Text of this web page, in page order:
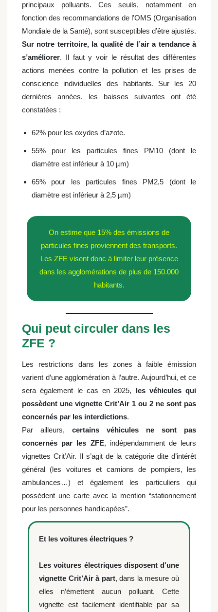
principaux polluants. Ces seuils, notamment en
fonction des recommandations de l’OMS (Organisation
Mondiale de la Santé), sont susceptibles d’être ajustés.
Sur notre territoire, la qualité de l’air a tendance à
s’améliorer. Il faut y voir le résultat des différentes
actions menées contre la pollution et les prises de
conscience individuelles des habitants. Sur les 20
dernières années, les baisses suivantes ont été
constatées :
62% pour les oxydes d’azote.
55% pour les particules fines PM10 (dont le
diamètre est inférieur à 10 µm)
65% pour les particules fines PM2,5 (dont le
diamètre est inférieur à 2,5 µm)
On estime que 15% des émissions de
particules fines proviennent des transports.
Les ZFE visent donc à limiter leur présence
dans les agglomérations de plus de 150.000
habitants.
Qui peut circuler dans les
ZFE ?
Les restrictions dans les zones à faible émission
varient d’une agglomération à l’autre. Aujourd’hui, et ce
sera également le cas en 2025, les véhicules qui
possèdent une vignette Crit’Air 1 ou 2 ne sont pas
concernés par les interdictions.
Par ailleurs, certains véhicules ne sont pas
concernés par les ZFE, indépendamment de leurs
vignettes Crit’Air. Il s’agit de la catégorie dite d’intérêt
général (les voitures et camions de pompiers, les
ambulances…) et également les particuliers qui
possèdent une carte avec la mention “stationnement
pour les personnes handicapées”.
Et les voitures électriques ?
Les voitures électriques disposent d’une
vignette Crit’Air à part, dans la mesure où
elles n’émettent aucun polluant. Cette
vignette est facilement identifiable par sa